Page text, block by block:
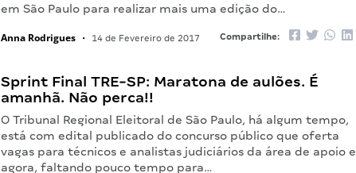
em São Paulo para realizar mais uma edição do…
Anna Rodrigues • 14 de Fevereiro de 2017 Compartilhe:
Sprint Final TRE-SP: Maratona de aulões. É
amanhã. Não perca!!
O Tribunal Regional Eleitoral de São Paulo, há algum tempo,
está com edital publicado do concurso público que oferta
vagas para técnicos e analistas judiciários da área de apoio e
agora, faltando pouco tempo para…